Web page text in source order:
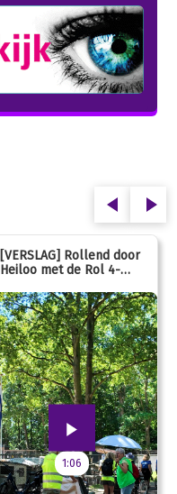
[VERSLAG] Rollend door
Heiloo met de Rol 4-
1:06